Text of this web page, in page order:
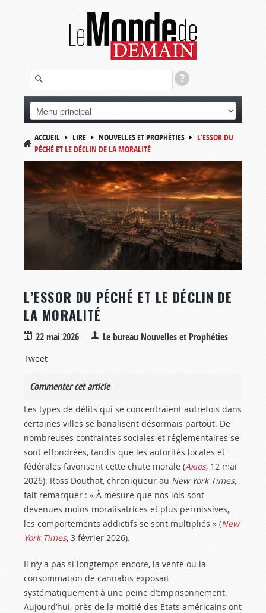
ACCUEIL LIRE NOUVELLES ET PROPHÉTIES
L’ESSOR DU
PÉCHÉ ET LE DÉCLIN DE LA MORALITÉ
L’ESSOR DU PÉCHÉ ET LE DÉCLIN DE
LA MORALITÉ
22 mai 2026 Le bureau Nouvelles et Prophéties
Tweet
Commenter cet article
Les types de délits qui se concentraient autrefois dans
certaines villes se banalisent désormais partout. De
nombreuses contraintes sociales et réglementaires se
sont effondrées, tandis que les autorités locales et
fédérales favorisent cette chute morale (Axios, 12 mai
2026). Ross Douthat, chroniqueur au New York Times,
fait remarquer : « À mesure que nos lois sont
devenues moins moralisatrices et plus permissives,
les comportements addictifs se sont multipliés » (New
York Times, 3 février 2026).
Il n’y a pas si longtemps encore, la vente ou la
consommation de cannabis exposait
systématiquement à une peine d’emprisonnement.
Aujourd’hui, près de la moitié des États américains ont